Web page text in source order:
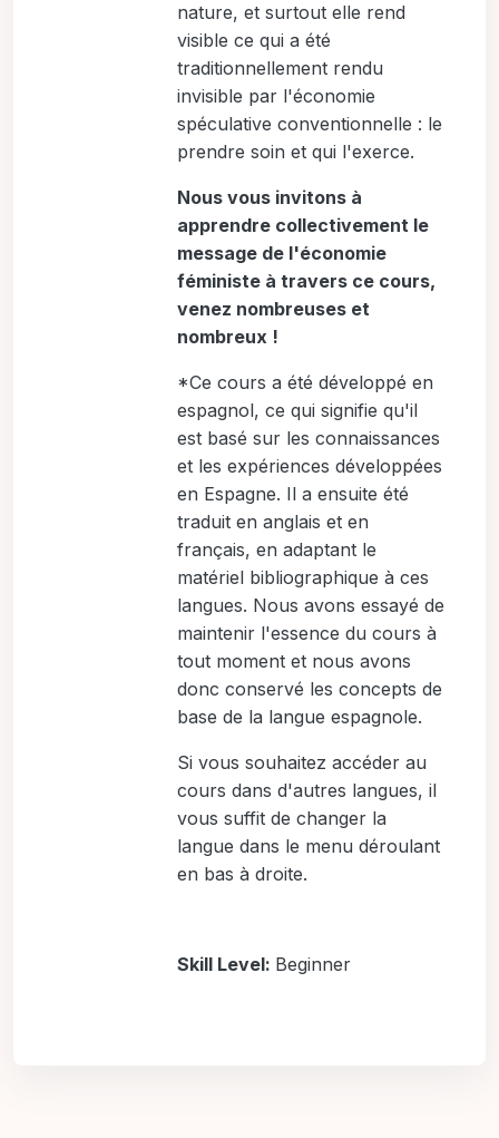
nature, et surtout elle rend
visible ce qui a été
traditionnellement rendu
invisible par l'économie
spéculative conventionnelle : le
prendre soin et qui l'exerce.
Nous vous invitons à
apprendre collectivement le
message de l'économie
féministe à travers ce cours,
venez nombreuses et
nombreux !
*Ce cours a été développé en
espagnol, ce qui signifie qu'il
est basé sur les connaissances
et les expériences développées
en Espagne. Il a ensuite été
traduit en anglais et en
français, en adaptant le
matériel bibliographique à ces
langues. Nous avons essayé de
maintenir l'essence du cours à
tout moment et nous avons
donc conservé les concepts de
base de la langue espagnole.
Si vous souhaitez accéder au
cours dans d'autres langues, il
vous suffit de changer la
langue dans le menu déroulant
en bas à droite.
Skill Level: Beginner